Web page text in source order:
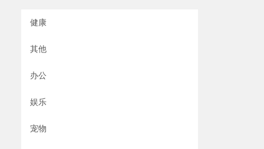
健康
其他
办公
娱乐
宠物